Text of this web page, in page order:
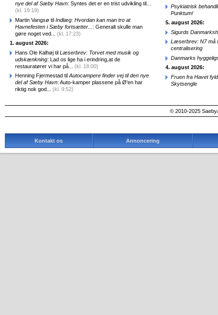
nye del af Sæby Havn: Syntes det er en trist udvikling til...
(kl. 19:19)
Martin Vangsø til Indlæg: Hvordan kan man tro at
Havnefesten i Sæby fortsætter... : Generalt skulle man
gøre noget ved... (kl. 17:23)
1. august 2026:
Hans Ole Kalhøj til Læserbrev: Torvet med musik og
udskænkning: Lad os lige ha i erindring,at de
restauratører vi har på... (kl. 18:00)
Henning Fjermestad til Autocampere finder vej til den nye
del af Sæby Havn: Auto-kamper plassene på Ø'en har
riktig nok god... (kl. 9:52)
Psykiatrisk
Punktum!
5. august 2026:
Sigurds
Læserbrev: N7 må
centralisering
Danmarks
4. august 2026:
Fruen fra Havet
Skytsengle
© 2010-2025
Kontakt os Annoncering